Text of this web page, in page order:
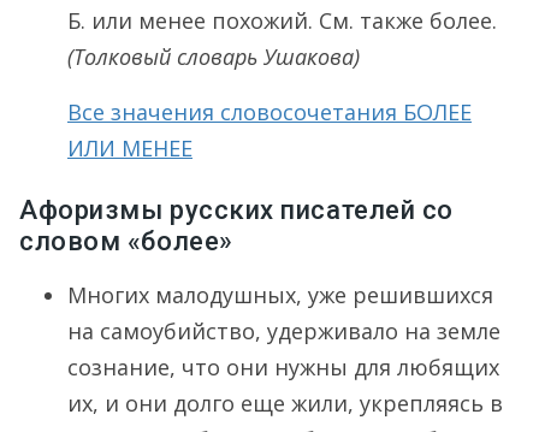
Б. или менее похожий. См. также более.
(Толковый словарь Ушакова)
Все значения словосочетания БОЛЕЕ
ИЛИ МЕНЕЕ
Афоризмы русских писателей со
словом «более»
Многих малодушных, уже решившихся
на самоубийство, удерживало на земле
сознание, что они нужны для любящих
их, и они долго еще жили, укрепляясь в